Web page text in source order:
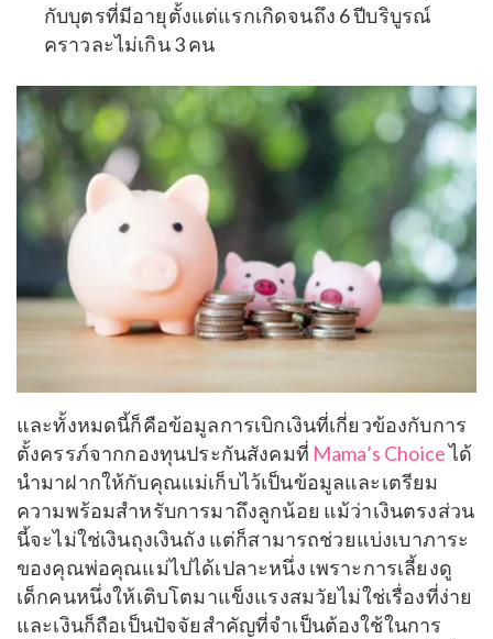
กับบุตรที่มีอายุตั้งแต่แรกเกิดจนถึง 6 ปีบริบูรณ์
คราวละไม่เกิน 3 คน
และทั้งหมดนี้ก็คือข้อมูลการเบิกเงินที่เกี่ยวข้องกับการ
ตั้งครรภ์จากกองทุนประกันสังคมที่ Mama’s Choiceได้
นำมาฝากให้กับคุณแม่เก็บไว้เป็นข้อมูลและเตรียม
ความพร้อมสำหรับการมาถึงลูกน้อย แม้ว่าเงินตรงส่วน
นี้จะไม่ใช่เงินถุงเงินถัง แต่ก็สามารถช่วยแบ่งเบาภาระ
ของคุณพ่อคุณแม่ไปได้เปลาะหนึ่ง เพราะการเลี้ยงดู
เด็กคนหนึ่งให้เติบโตมาแข็งแรงสมวัยไม่ใช่เรื่องที่ง่าย
และเงินก็ถือเป็นปัจจัยสำคัญที่จำเป็นต้องใช้ในการ